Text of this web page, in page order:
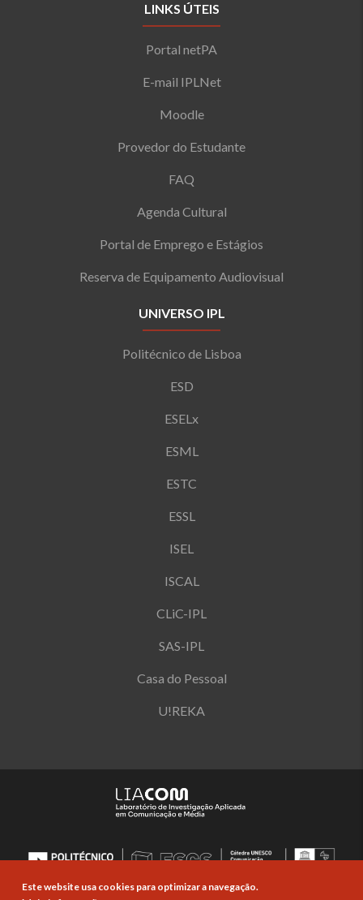
LINKS ÚTEIS
Portal netPA
E-mail IPLNet
Moodle
Provedor do Estudante
FAQ
Agenda Cultural
Portal de Emprego e Estágios
Reserva de Equipamento Audiovisual
UNIVERSO IPL
Politécnico de Lisboa
ESD
ESELx
ESML
ESTC
ESSL
ISEL
ISCAL
CLiC-IPL
SAS-IPL
Casa do Pessoal
U!REKA
Este website usa cookies para optimizar a navegação.